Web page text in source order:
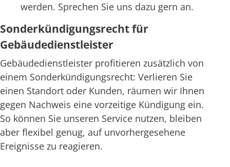
werden. Sprechen Sie uns dazu gern an.
Sonderkündigungsrecht für
Gebäudedienstleister
Gebäudedienstleister profitieren zusätzlich von
einem Sonderkündigungsrecht: Verlieren Sie
einen Standort oder Kunden, räumen wir Ihnen
gegen Nachweis eine vorzeitige Kündigung ein.
So können Sie unseren Service nutzen, bleiben
aber flexibel genug, auf unvorhergesehene
Ereignisse zu reagieren.